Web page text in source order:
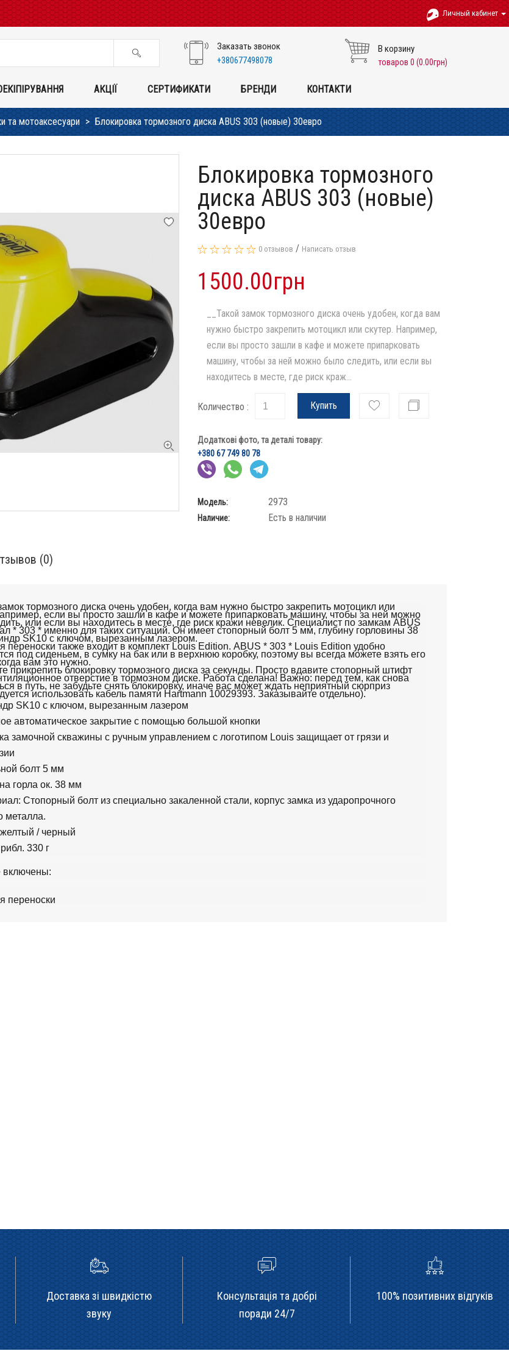
Личный кабинет
Заказать звонок
+380677498078
В корзину
товаров 0 (0.00грн)
АКЦІЇ СЕРТИФИКАТИ БРЕНДИ КОНТАКТИ
та мотоаксесуари Блокировка тормозного диска ABUS 303 (новые) 30евро
Блокировка тормозного
диска ABUS 303 (новые)
30евро
0 отзывов / Написать отзыв
1500.00грн
__Такой замок тормозного диска очень удобен, когда вам
нужно быстро закрепить мотоцикл или скутер. Например,
если вы просто зашли в кафе и можете припарковать
машину, чтобы за ней можно было следить, или если вы
находитесь в месте, где риск краж...
Количество : Купить
Додаткові фото, та деталі товару:
+380 67 749 80 78
Модель: 2973
Наличие: Есть в наличии
(0)
тормозного диска очень удобен, когда вам нужно быстро закрепить мотоцикл или
если вы просто зашли в кафе и можете припарковать машину, чтобы за ней можно
или если вы находитесь в месте, где риск кражи невелик. Специалист по замкам ABUS
* 303 * именно для таких ситуаций. Он имеет стопорный болт 5 мм, глубину горловины 38
SK10 с ключом, вырезанным лазером.
переноски также входит в комплект Louis Edition. ABUS * 303 * Louis Edition удобно
под сиденьем, в сумку на бак или в верхнюю коробку, поэтому вы всегда можете взять его
вам это нужно.
прикрепить блокировку тормозного диска за секунды. Просто вдавите стопорный штифт
отверстие в тормозном диске. Работа сделана! Важно: перед тем, как снова
в путь, не забудьте снять блокировку, иначе вас может ждать неприятный сюрприз
использовать кабель памяти Hartmann 10029393. Заказывайте отдельно).
SK10 с ключом, вырезанным лазером
автоматическое закрытие с помощью большой кнопки
замочной скважины с ручным управлением с логотипом Louis защищает от грязи и
болт 5 мм
горла ок. 38 мм
Стопорный болт из специально закаленной стали, корпус замка из ударопрочного
металла.
/ черный
330 г
включены:
переноски
Доставка зі швидкістю
звуку
Консультація та добрі
поради 24/7
100% позитивних відгуків